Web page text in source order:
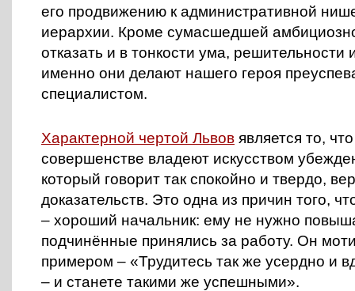
его продвижению к административной
иерархии. Кроме сумасшедшей
отказать и в тонкости ума, решительности
именно они делают нашего героя
специалистом.
Характерной чертой Львов является то,
совершенстве владеют искусством
который говорит так спокойно и твердо,
доказательств. Это одна из причин того,
– хороший начальник: ему не нужно
подчинённые принялись за работу. Он
примером – «Трудитесь так же усердно и
– и станете такими же успешными».